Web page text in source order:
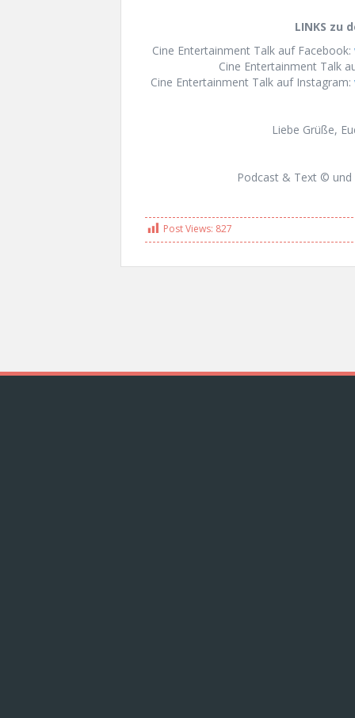
LINKS zu
Cine Entertainment Talk auf Facebook:
Cine Entertainment Talk
Cine Entertainment Talk auf Instagram:
Liebe Grüße,
Podcast & Text ©
Post Views: 827